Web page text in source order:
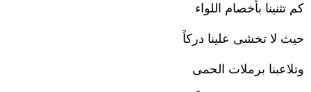
كم تثنينا بأخصام اللواء
حيث لا تخشى علينا دركاً
وتلاعبنا برملات الحمى